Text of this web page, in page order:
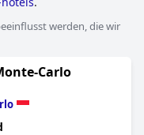
werden, die wir
Carlo